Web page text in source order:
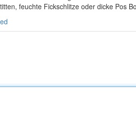
feuchte Fickschlitze oder dicke Pos